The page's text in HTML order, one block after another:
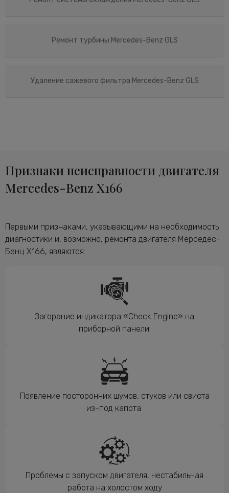
Ремонт турбины Mercedes-Benz GLS
Удаление сажевого фильтра Mercedes-Benz GLS
Признаки неисправности двигателя
Mercedes-Benz X166
Первыми признаками, указывающими на необходимость
диагностики и, возможно, ремонта двигателя Мерседес-
Бенц X166, являются:
Загорание индикатора «Check Engine» на
приборной панели.
Появление посторонних шумов, стуков или свиста
из-под капота.
Проблемы с запуском двигателя, нестабильная
работа на холостом ходу